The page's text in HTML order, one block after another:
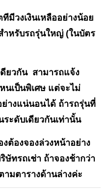
มีวงเงินเหลืออย่างน้อย
หรับรถรุ่นใหญ่ (ในบัตร
ดียวกัน สามารถแจ้ง
นเป็นพิเศษ แต่จะไม่
างแน่นอนได้ ถ้ารถรุ่นที่
ระดับเดียวกันเท่านั้น
ต้องจองล่วงหน้าอย่าง
ทรถเช่า ถ้าจองช้ากว่า
ามตารางด้านล่างค่ะ